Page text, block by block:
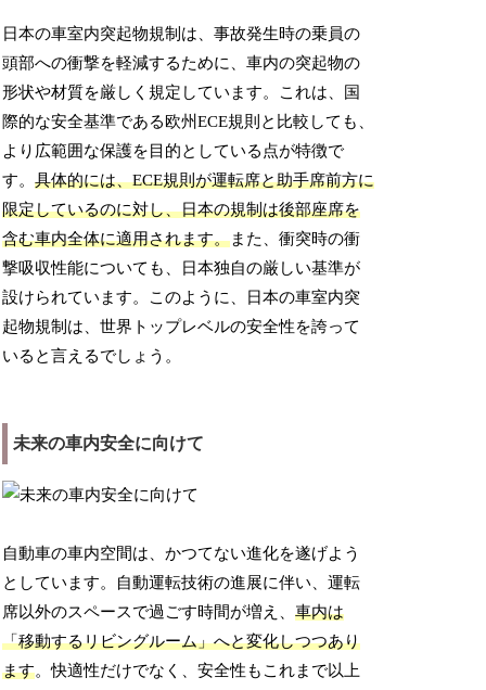
日本の車室内突起物規制は、事故発生時の乗員の
頭部への衝撃を軽減するために、車内の突起物の
形状や材質を厳しく規定しています。これは、国
際的な安全基準である欧州ECE規則と比較しても、
より広範囲な保護を目的としている点が特徴で
す。具体的には、ECE規則が運転席と助手席前方に
限定しているのに対し、日本の規制は後部座席を
含む車内全体に適用されます。また、衝突時の衝
撃吸収性能についても、日本独自の厳しい基準が
設けられています。このように、日本の車室内突
起物規制は、世界トップレベルの安全性を誇って
いると言えるでしょう。
未来の車内安全に向けて
自動車の車内空間は、かつてない進化を遂げよう
としています。自動運転技術の進展に伴い、運転
席以外のスペースで過ごす時間が増え、車内は
「移動するリビングルーム」へと変化しつつあり
ます。快適性だけでなく、安全性もこれまで以上